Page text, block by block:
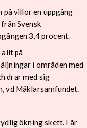
villor en uppgång
Svensk
3,4 procent.
på
i områden med
drar med sig
vd Mäklarsamfundet.
ökning skett. I år